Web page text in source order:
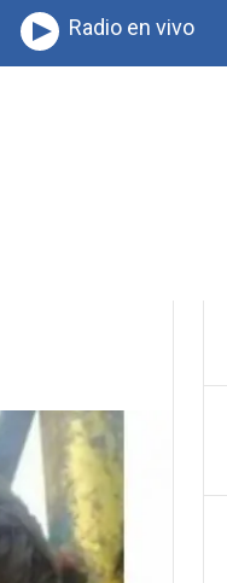
Radio en vivo